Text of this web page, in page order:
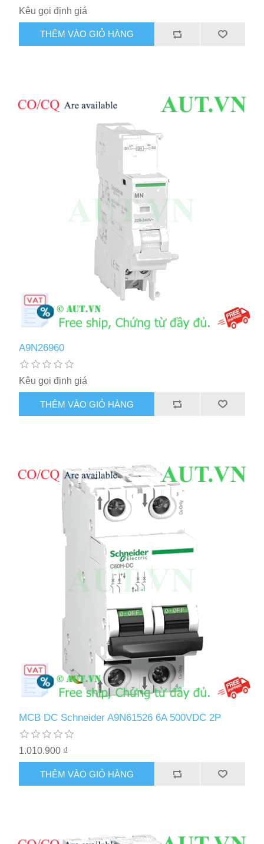
Kêu gọi định giá
THÊM VÀO GIỎ HÀNG
A9N26960
Kêu gọi định giá
THÊM VÀO GIỎ HÀNG
MCB DC Schneider A9N61526 6A 500VDC 2P
1.010.900 ₫
THÊM VÀO GIỎ HÀNG